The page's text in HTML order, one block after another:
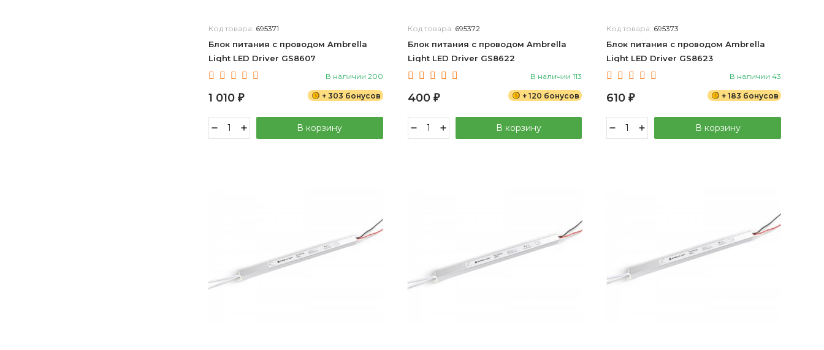
Код товара: 695371
Блок питания с проводом Ambrella
Light LED Driver GS8607
В наличии 200
1 010 ₽ + 303 бонусов
В корзину
Код товара: 695372
Блок питания с проводом Ambrella
Light LED Driver GS8622
В наличии 113
400 ₽ + 120 бонусов
В корзину
Код товара: 695373
Блок питания с проводом Ambrella
Light LED Driver GS8623
В наличии 43
610₽ + 183 бонусов
В корзину